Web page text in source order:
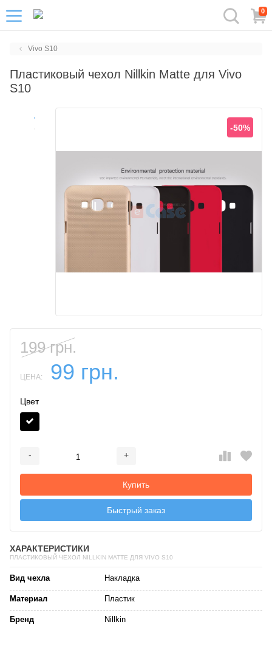
0
Vivo S10
Пластиковый чехол Nillkin Matte для Vivo
S10
-50%
199 грн.
ЦЕНА: 99 грн.
Цвет
- +
Купить
Быстрый заказ
ХАРАКТЕРИСТИКИ
ПЛАСТИКОВЫЙ ЧЕХОЛ NILLKIN MATTE ДЛЯ VIVO S10
Вид чехла Накладка
Материал Пластик
Бренд Nillkin